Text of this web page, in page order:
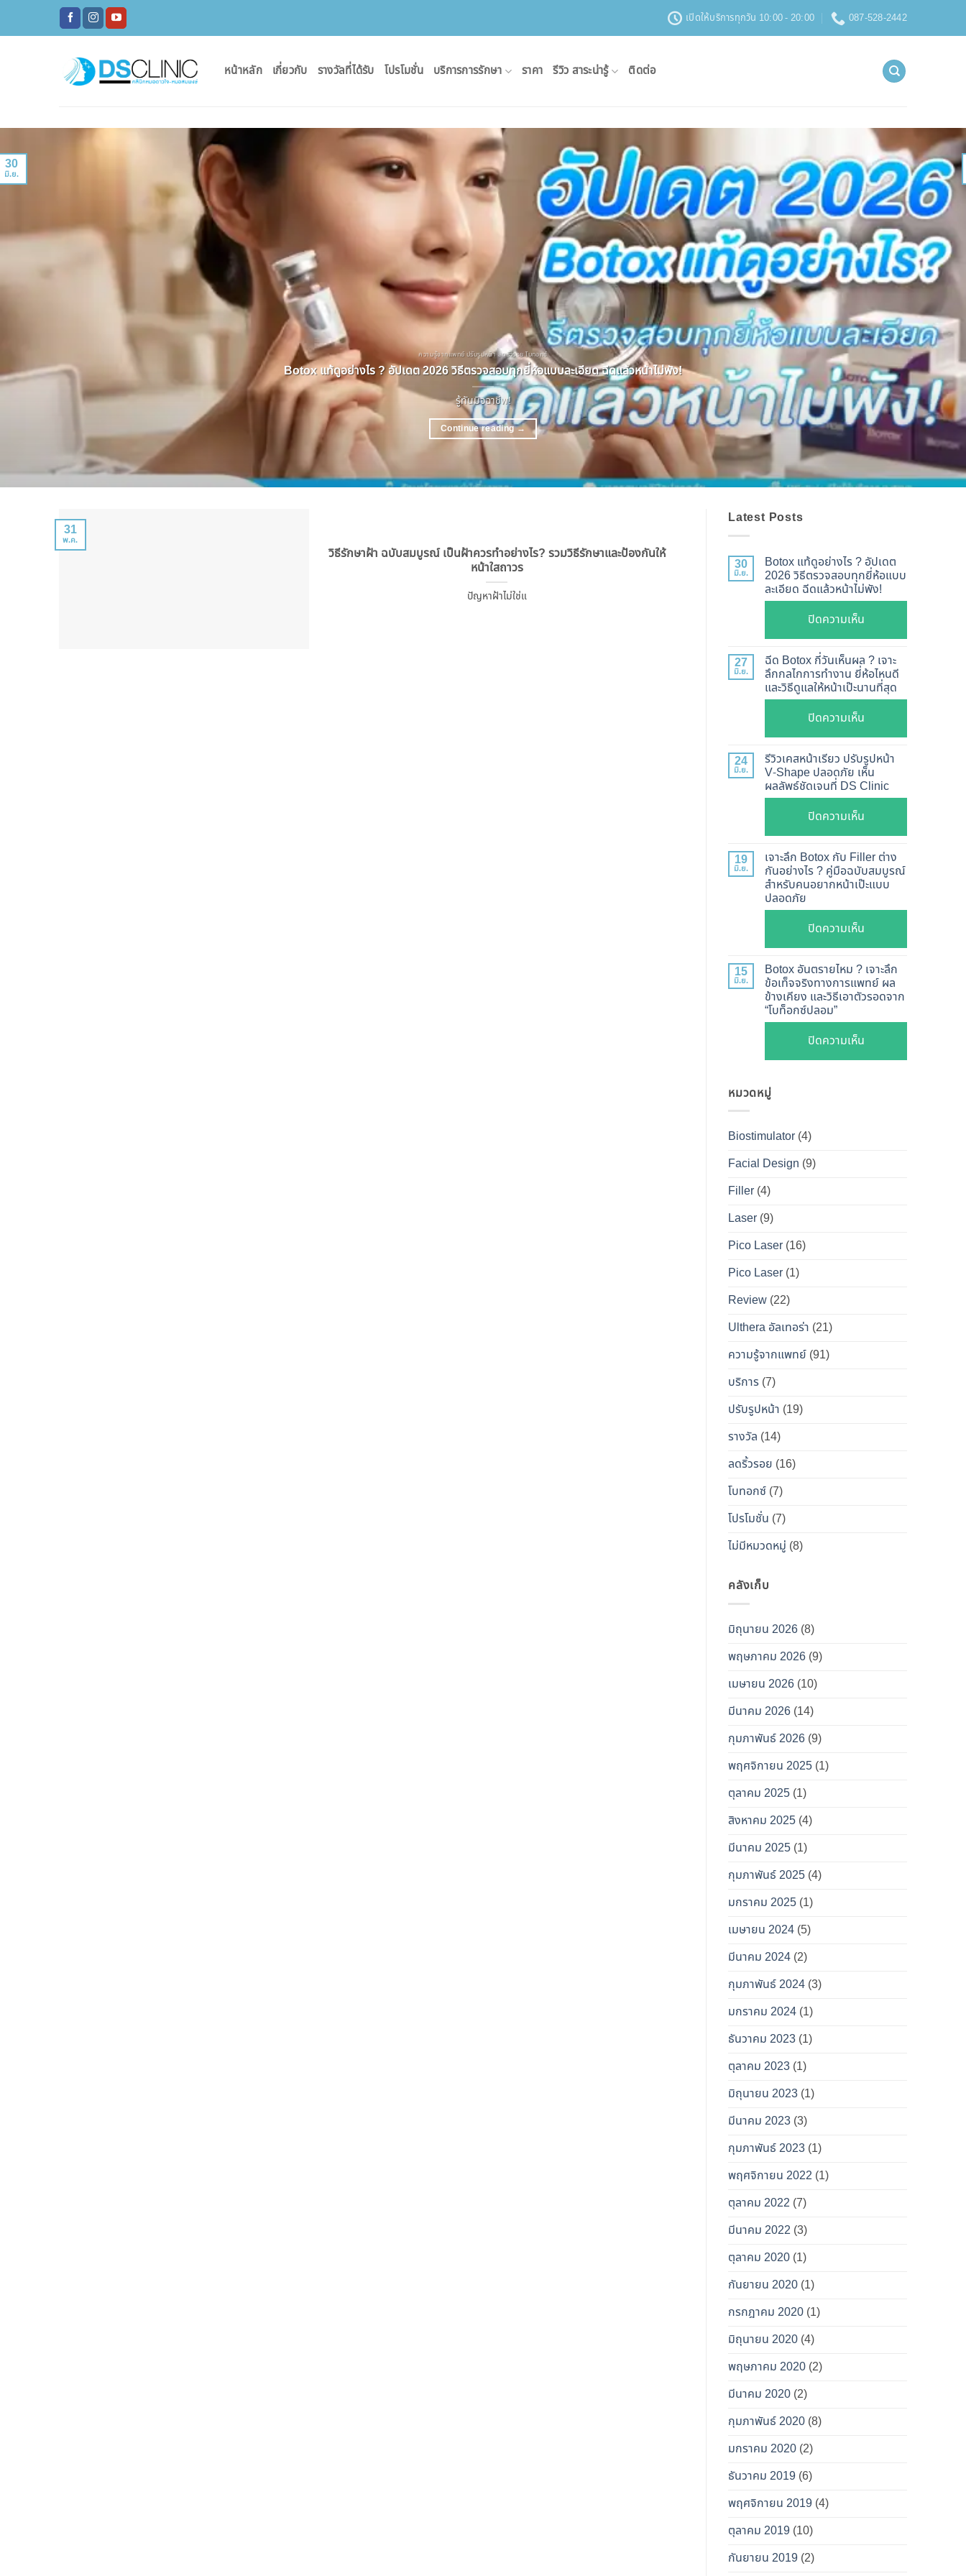
เปิดให้บริการทุกวัน 10:00 - 20:00 087-528-2442
หน้าหลัก เกี่ยวกับ รางวัลที่ได้รับ โปรโมชั่น บริการการรักษา ราคา รีวิว สาระน่ารู้ ติดต่อ
ความรู้จากแพทย์ ปรับรูปหน้า ลดริ้วรอย โบทอกซ์
Botox แท้ดูอย่างไร ? อัปเดต 2026 วิธีตรวจสอบทุกยี่ห้อแบบละเอียด ฉีดแล้วหน้าไม่พัง!
รู้ทันมิจฉาชีพ!
Continue reading→
30
มิ.ย.
วิธีรักษาฝ้า ฉบับสมบูรณ์ เป็นฝ้าควรทำอย่างไร? รวมวิธีรักษาและป้องกันให้
หน้าใสถาวร
ปัญหาฝ้าไม่ใช่แ
31
พ.ค.
Latest Posts
30
มิ.ย.
Botox แท้ดูอย่างไร ? อัปเดต
2026 วิธีตรวจสอบทุกยี่ห้อแบบ
ละเอียด ฉีดแล้วหน้าไม่พัง!
ปิดความเห็นบน
Botox
แท้
ดู
อย่างไร
อัปเดต
วิธี
ตรวจ
สอบ
ทุก
ยี่ห้อ
แบบ
ละเอียด
ฉีด
แล้ว
หน้า
27
มิ.ย.
ฉีด Botox กี่วันเห็นผล ? เจาะ
ลึกกลไกการทำงาน ยี่ห้อไหนดี
และวิธีดูแลให้หน้าเป๊ะนานที่สุด
ปิดความเห็นบน
ฉีด
Botox
กี่
วัน
ผล
เจาะ
ลึก
การ
ทำงาน
ยี่ห้อ
ไหน
ดี
และ
วิธี
ดูแล
ให้
24
มิ.ย.
รีวิวเคสหน้าเรียว ปรับรูปหน้า
V-Shape ปลอดภัย เห็น
ผลลัพธ์ชัดเจนที่ DS Clinic
ปิดความเห็นบน
รีวิว
เคส
หน้า
เรียว
รูป
Shape
ปลอดภัย
ชัดเจน
19
มิ.ย.
เจาะลึก Botox กับ Filler ต่าง
กันอย่างไร ? คู่มือฉบับสมบูรณ์
สำหรับคนอยากหน้าเป๊ะแบบ
ปลอดภัย
ปิดความเห็นบน
เจาะ
ลึก
Botox
กับ
ต่าง
15
มิ.ย.
Botox อันตรายไหม ? เจาะลึก
ข้อเท็จจริงทางการแพทย์ ผล
ข้างเคียง และวิธีเอาตัวรอดจาก
“โบท็อกซ์ปลอม”
ปิดความเห็นบน
Botox
หมวดหมู่
Biostimulator (4)
Facial Design (9)
Filler (4)
Laser (9)
Pico Laser (16)
Pico Laser (1)
Review (22)
Ulthera อัลเทอร่า (21)
ความรู้จากแพทย์ (91)
บริการ (7)
ปรับรูปหน้า (19)
รางวัล (14)
ลดริ้วรอย (16)
โบทอกซ์ (7)
โปรโมชั่น (7)
ไม่มีหมวดหมู่ (8)
คลังเก็บ
มิถุนายน 2026 (8)
พฤษภาคม 2026 (9)
เมษายน 2026 (10)
มีนาคม 2026 (14)
กุมภาพันธ์ 2026 (9)
พฤศจิกายน 2025 (1)
ตุลาคม 2025 (1)
สิงหาคม 2025 (4)
มีนาคม 2025 (1)
กุมภาพันธ์ 2025 (4)
มกราคม 2025 (1)
เมษายน 2024 (5)
มีนาคม 2024 (2)
กุมภาพันธ์ 2024 (3)
มกราคม 2024 (1)
ธันวาคม 2023 (1)
ตุลาคม 2023 (1)
มิถุนายน 2023 (1)
มีนาคม 2023 (3)
กุมภาพันธ์ 2023 (1)
พฤศจิกายน 2022 (1)
ตุลาคม 2022 (7)
มีนาคม 2022 (3)
ตุลาคม 2020 (1)
กันยายน 2020 (1)
กรกฎาคม 2020 (1)
มิถุนายน 2020 (4)
พฤษภาคม 2020 (2)
มีนาคม 2020 (2)
กุมภาพันธ์ 2020 (8)
มกราคม 2020 (2)
ธันวาคม 2019 (6)
พฤศจิกายน 2019 (4)
ตุลาคม 2019 (10)
กันยายน 2019 (2)